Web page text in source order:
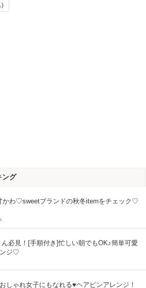
ング
かわ♡sweetブランドの秋冬itemをチェック♡
ん必見！[手順付き]忙しい朝でもOK♪簡単可愛
ジ♡
しゃれ女子にもなれる♥ヘアピンアレンジ！